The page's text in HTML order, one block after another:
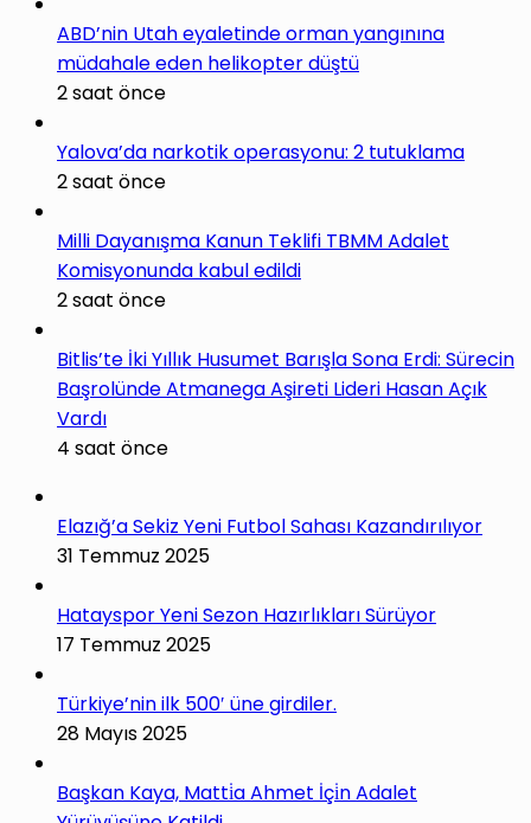
ABD’nin Utah eyaletinde orman yangınına
müdahale eden helikopter düştü
2 saat önce
Yalova’da narkotik operasyonu: 2 tutuklama
2 saat önce
Milli Dayanışma Kanun Teklifi TBMM Adalet
Komisyonunda kabul edildi
2 saat önce
Bitlis’te İki Yıllık Husumet Barışla Sona Erdi: Sürecin
Başrolünde Atmanega Aşireti Lideri Hasan Açık
Vardı
4 saat önce
Elazığ’a Sekiz Yeni Futbol Sahası Kazandırılıyor
31 Temmuz 2025
Hatayspor Yeni Sezon Hazırlıkları Sürüyor
17 Temmuz 2025
Türkiye’nin ilk 500′ üne girdiler.
28 Mayıs 2025
Başkan Kaya, Matti̇a Ahmet İçi̇n Adalet